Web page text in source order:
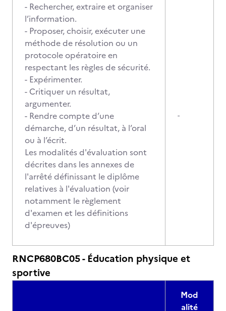
- Rechercher, extraire et organiser
l’information.
- Proposer, choisir, exécuter une
méthode de résolution ou un
protocole opératoire en
respectant les règles de sécurité.
- Expérimenter.
- Critiquer un résultat,
argumenter.
- Rendre compte d’une
démarche, d’un résultat, à l’oral
ou à l’écrit.
Les modalités d'évaluation sont
décrites dans les annexes de
l'arrêté définissant le diplôme
relatives à l'évaluation (voir
notamment le règlement
d'examen et les définitions
d'épreuves)
-
RNCP680BC05 - Éducation physique et
sportive
Mod
alité